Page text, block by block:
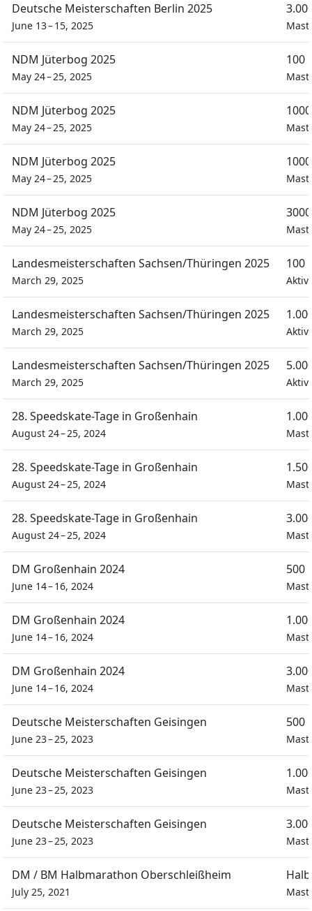
Deutsche Meisterschaften Berlin 2025
June 13 – 15, 2025
NDM Jüterbog 2025
May 24 – 25, 2025
100
NDM Jüterbog 2025
May 24 – 25, 2025
NDM Jüterbog 2025
May 24 – 25, 2025
NDM Jüterbog 2025
May 24 – 25, 2025
Landesmeisterschaften Sachsen/Thüringen 2025
March 29, 2025
100
Landesmeisterschaften Sachsen/Thüringen 2025
March 29, 2025
Landesmeisterschaften Sachsen/Thüringen 2025
March 29, 2025
28. Speedskate-Tage in Großenhain
August 24 – 25, 2024
28. Speedskate-Tage in Großenhain
August 24 – 25, 2024
28. Speedskate-Tage in Großenhain
August 24 – 25, 2024
DM Großenhain 2024
June 14 – 16, 2024
500
DM Großenhain 2024
June 14 – 16, 2024
DM Großenhain 2024
June 14 – 16, 2024
Deutsche Meisterschaften Geisingen
June 23 – 25, 2023
500
Deutsche Meisterschaften Geisingen
June 23 – 25, 2023
Deutsche Meisterschaften Geisingen
June 23 – 25, 2023
DM / BM Halbmarathon Oberschleißheim
July 25, 2021